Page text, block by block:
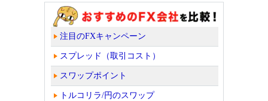
注目のFXキャンペーン
スプレッド（取引コスト）
スワップポイント
トルコリラ/円のスワップ